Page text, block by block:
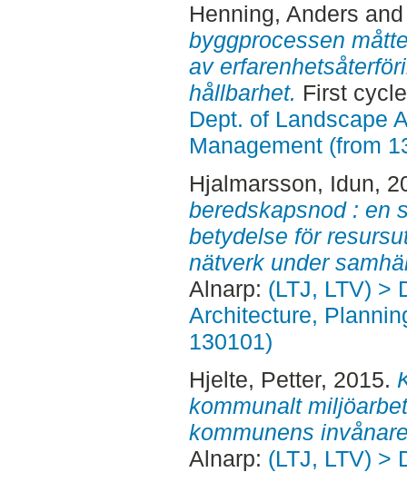
Henning, Anders
byggprocessen
av
hållbarhet. First
Dept. of Landscape
Management (from
Hjalmarsson, Idun,
beredskapsnod : en
betydelse för
nätverk under
Alnarp: (LTJ, LTV) >
Architecture,
130101)
Hjelte, Petter, 2015.
kommunalt
kommunens
Alnarp: (LTJ, LTV) >